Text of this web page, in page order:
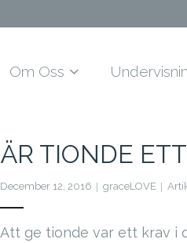
Om Oss
ÄR TIONDE
December 12, 2016 graceLOVE
Att ge tionde var ett krav i